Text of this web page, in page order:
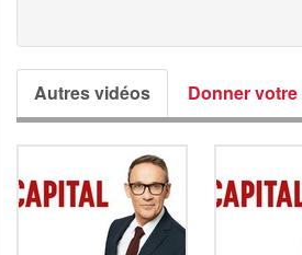
Autres vidéos Donner